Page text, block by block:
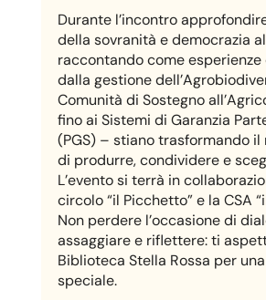
Durante l’incontro
della sovranità e democrazia
raccontando come
dalla gestione
Comunità di Sostegno
fino ai Sistemi di Garanzia
(PGS) – stiano trasformando il
di produrre, condividere e
L’evento si terrà in
circolo “il Picchetto” e la CSA
Non perdere l’occasione di
assaggiare e riflettere: ti
Biblioteca Stella Rossa per
speciale.